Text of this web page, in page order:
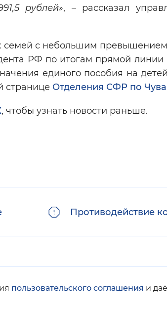
рублей», – рассказал
семей с небольшим
РФ по итогам прямой линии
единого пособия на
странице Отделения СФР по
, чтобы узнать новости раньше.
пользовательского соглашения и
Противодействие